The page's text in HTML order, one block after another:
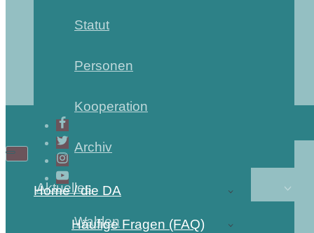
Statut
Personen
Kooperation
Archiv
Aktuelles
Wahlen
Home / die DA
Häufige Fragen (FAQ)